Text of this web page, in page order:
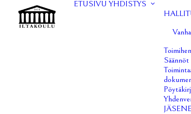
ETUSIVU YHDISTYS
Säännöt